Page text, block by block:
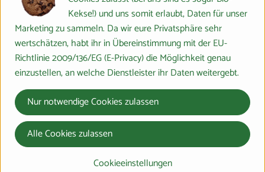
ortstypischer Nutztierrassen, wie dem Vogelsberger Höhenvieh
wieder.
Aus Überzeugung sind sie Gestalter und Mitglieder der Bio-
Anbauverbände demeter oder bioland.
nachhaltigen Genuss - für Menschen die das zu schätzen wissen.
Guten Appetit!!
Kekse!) und uns somit erlaubt, Daten für unser
Marketing zu sammeln. Da wir eure Privatsphäre sehr
wertschätzen, habt ihr in Übereinstimmung mit der EU-
Richtlinie 2009/136/EG (E-Privacy) die Möglichkeit genau
einzustellen, an welche Dienstleister ihr Daten weitergebt.
Cookieeinstellungen
Nur notwendige Cookies zulassen
Alle Cookies zulassen